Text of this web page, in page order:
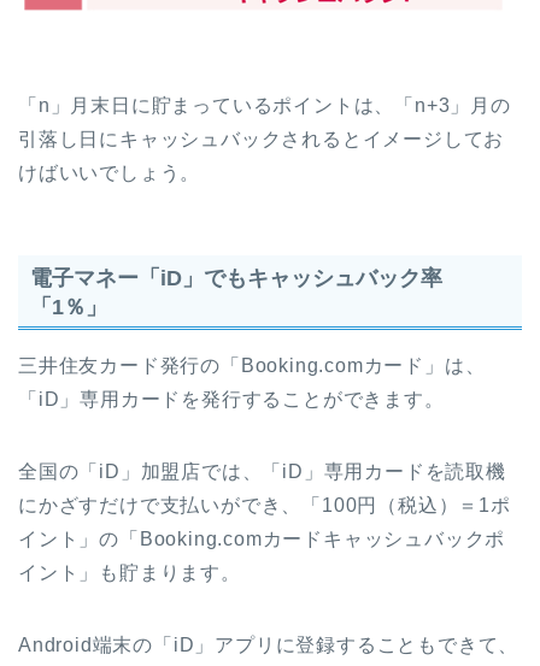
「n」月末日に貯まっているポイントは、「n+3」月の
引落し日にキャッシュバックされるとイメージしてお
けばいいでしょう。
電子マネー「iD」でもキャッシュバック率
「1％」
三井住友カード発行の「Booking.comカード」は、
「iD」専用カードを発行することができます。
全国の「iD」加盟店では、「iD」専用カードを読取機
にかざすだけで支払いができ、「100円（税込）＝1ポ
イント」の「Booking.comカードキャッシュバックポ
イント」も貯まります。
Android端末の「iD」アプリに登録することもできて、